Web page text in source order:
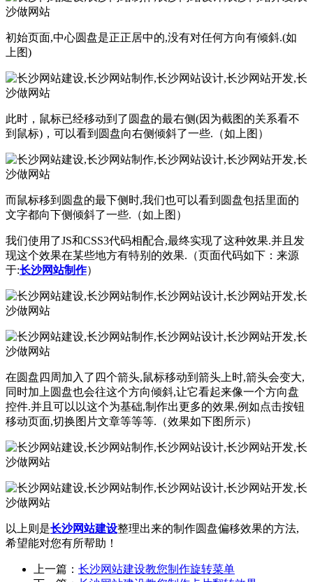
初始页面,中心圆盘是正正居中的,没有对任何方向有倾斜.(如
上图)
此时，鼠标已经移动到了圆盘的最右侧(因为截图的关系看不
到鼠标)，可以看到圆盘向右侧倾斜了一些.（如上图）
而鼠标移到圆盘的最下侧时,我们也可以看到圆盘包括里面的
文字都向下侧倾斜了一些.（如上图）
我们使用了JS和CSS3代码相配合,最终实现了这种效果.并且发
现这个效果在某些地方有特别的效果.（页面代码如下：来源
于:长沙网站制作）
在圆盘四周加入了四个箭头,鼠标移动到箭头上时,箭头会变大,
同时加上圆盘也会往这个方向倾斜,让它看起来像一个方向盘
控件.并且可以以这个为基础,制作出更多的效果,例如点击按钮
移动页面,切换图片文章等等等.（效果如下图所示）
以上则是长沙网站建设整理出来的制作圆盘偏移效果的方法,
希望能对您有所帮助！
上一篇： 长沙网站建设教您制作旋转菜单